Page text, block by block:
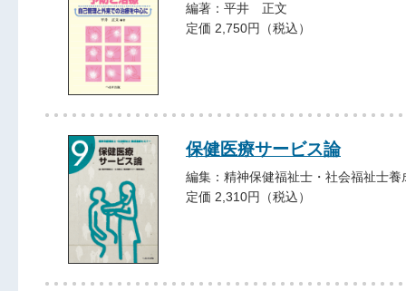
編著：平井 正文
定価 2,750円（税込）
保健医療サービス論
編集：精神保健福祉士・社会福祉士
定価 2,310円（税込）